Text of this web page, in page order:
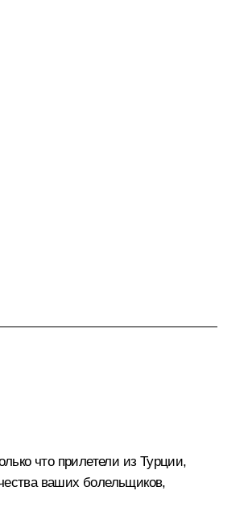
что прилетели из Турции,
ваших болельщиков,